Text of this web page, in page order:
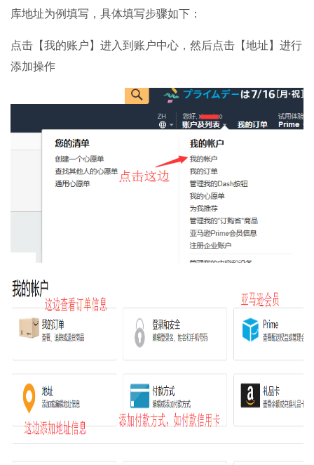
库地址为例填写，具体填写步骤如下：
点击【我的账户】进入到账户中心，然后点击【地址】进行
添加操作